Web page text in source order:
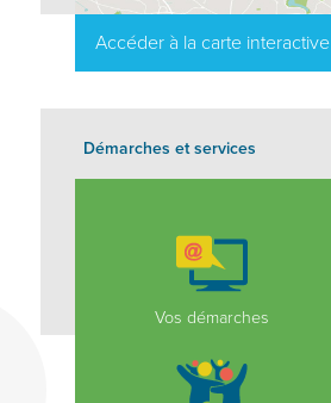
Accéder à la carte interactive
Démarches et services
Vos démarches